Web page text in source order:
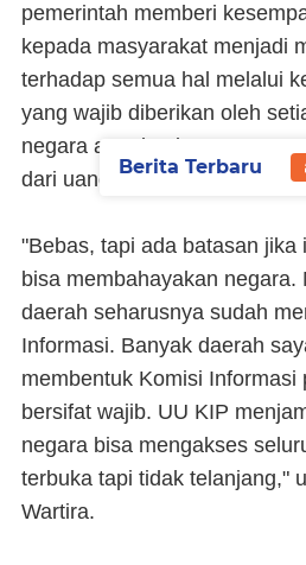
pemerintah memberi
kepada masyarakat menjadi
terhadap semua hal melalui
yang wajib diberikan oleh
negara atau lembaga yang
dari uang negara.
"Bebas, tapi ada batasan jika
bisa membahayakan negara.
daerah seharusnya sudah
Informasi. Banyak daerah
membentuk Komisi Informasi
bersifat wajib. UU KIP
negara bisa mengakses
terbuka tapi tidak telanjang,"
Wartira.
Berita Terbaru